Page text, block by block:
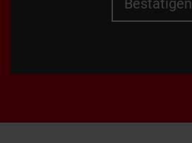
Bestätigen